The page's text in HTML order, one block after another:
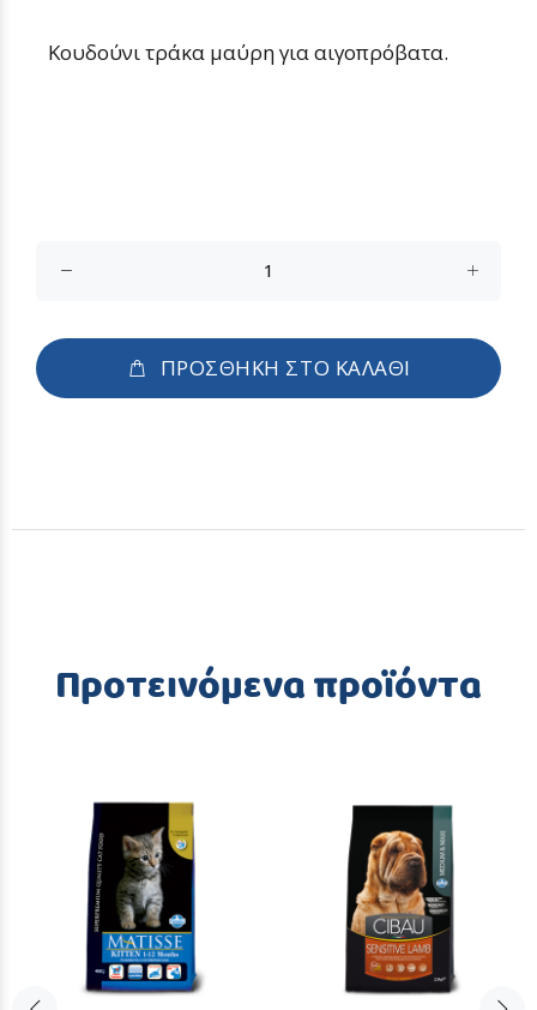
Κουδούνι τράκα μαύρη για αιγοπρόβατα.
ΠΡΟΣΘΗΚΗ ΣΤΟ ΚΑΛΑΘΙ
Προτεινόμενα προϊόντα